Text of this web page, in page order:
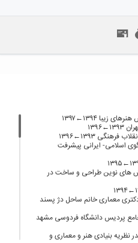
۱۳۹۴←۱۳۹۷
۱۳۹۳←۱۳۹۶
اسلامی- ایرانی پیشرفت
های نوین طراحی و ساخت در
معماری خانم ساحل دژ پسند
پردیس دانشگاه فردوسی مشهد
نظریه بنیادی هنر و معماری و